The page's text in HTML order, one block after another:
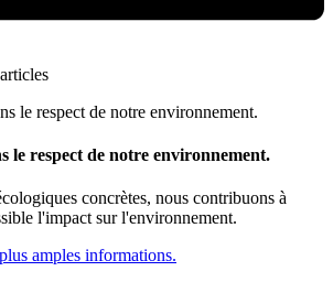
le respect de notre environnement.
concrètes, nous contribuons à
l'impact sur l'environnement.
amples informations.